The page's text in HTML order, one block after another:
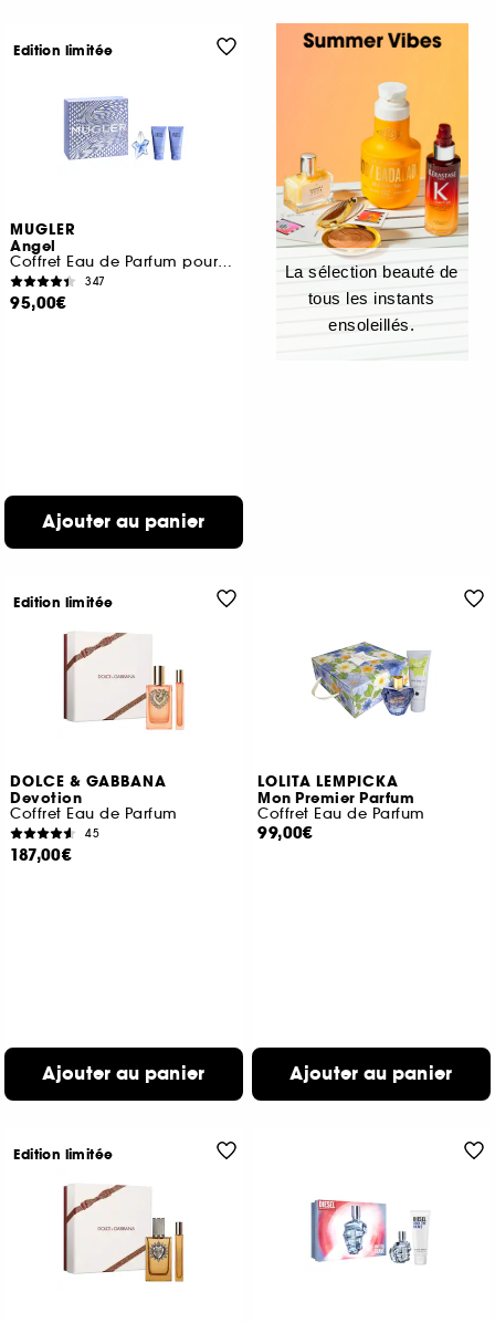
MUGLER
Angel
Coffret Eau de Parfum pour Femme
347
95,00€
Ajouter au panier
Edition limitée
La sélection beauté de
tous les instants
ensoleillés.
DOLCE & GABBANA
Devotion
Coffret Eau de Parfum
45
187,00€
Ajouter au panier
Edition limitée
LOLITA LEMPICKA
Mon Premier Parfum
Coffret Eau de Parfum
99,00€
Ajouter au panier
Edition limitée